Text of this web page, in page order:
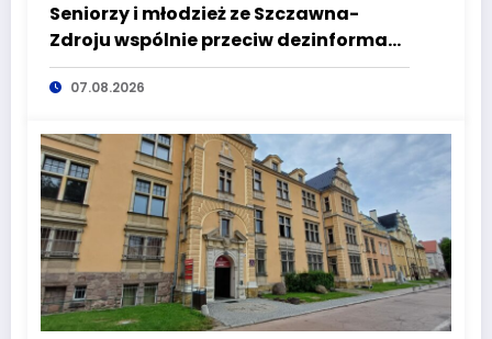
Seniorzy i młodzież ze Szczawna-
Zdroju wspólnie przeciw dezinformacji
i manipulacji
07.08.2026